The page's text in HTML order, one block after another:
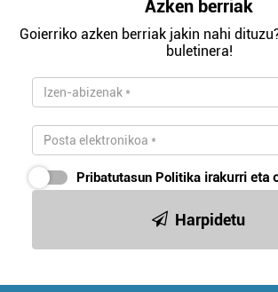
Azken berriak
Goierriko azken berriak jakin nahi
buletinera!
Pribatutasun Politika irakurri eta
Harpidetu